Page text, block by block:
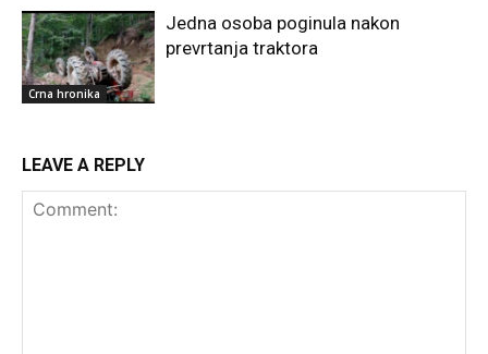
Crna hronika
Jedna osoba poginula nakon
prevrtanja traktora
LEAVE A REPLY